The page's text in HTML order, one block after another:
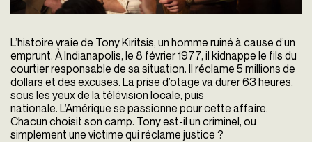
L’histoire vraie de Tony Kiritsis, un homme ruiné à cause d’un
emprunt. À Indianapolis, le 8 février 1977, il kidnappe le fils du
courtier responsable de sa situation. Il réclame 5 millions de
dollars et des excuses. La prise d’otage va durer 63 heures,
sous les yeux de la télévision locale, puis
nationale. L’Amérique se passionne pour cette affaire.
Chacun choisit son camp. Tony est-il un criminel, ou
simplement une victime qui réclame justice ?